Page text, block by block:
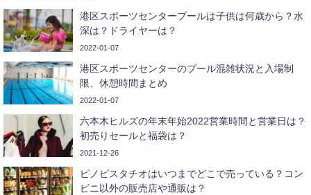
港区スポーツセンタープールは子供は何歳から？水
深は？ドライヤーは？
2022-01-07
港区スポーツセンターのプール混雑状況と入場制
限、休憩時間まとめ
2022-01-07
六本木ヒルズの年末年始2022営業時間と営業日は？
初売りセールと福袋は？
2021-12-26
ピノピスタチオはいつまでどこで売っている？コン
ビニ以外の販売店や通販は？